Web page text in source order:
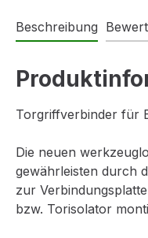
Beschreibung
Torgriffverbinder für
Die neuen
gewährleisten durch
zur
bzw. Torisolator